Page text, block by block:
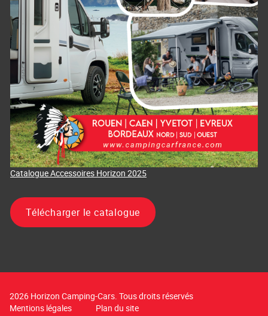
Catalogue Accessoires Horizon 2025
Télécharger le catalogue
2026 Horizon Camping-Cars. Tous droits réservés
Mentions légales
Plan du site